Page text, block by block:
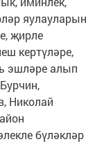
яулауларын
җирле
кертүләре,
эшләре алып
Николай
бүләкләр